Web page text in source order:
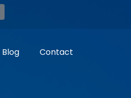
Blog Contact